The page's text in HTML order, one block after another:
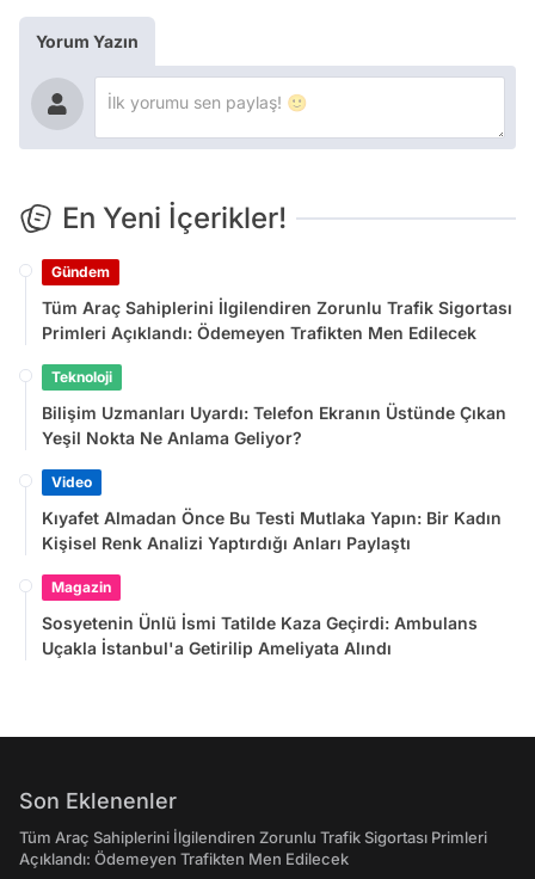
Yorum Yazın
En Yeni İçerikler!
Gündem
Tüm Araç Sahiplerini İlgilendiren Zorunlu Trafik Sigortası
Primleri Açıklandı: Ödemeyen Trafikten Men Edilecek
Teknoloji
Bilişim Uzmanları Uyardı: Telefon Ekranın Üstünde Çıkan
Yeşil Nokta Ne Anlama Geliyor?
Video
Kıyafet Almadan Önce Bu Testi Mutlaka Yapın: Bir Kadın
Kişisel Renk Analizi Yaptırdığı Anları Paylaştı
Magazin
Sosyetenin Ünlü İsmi Tatilde Kaza Geçirdi: Ambulans
Uçakla İstanbul'a Getirilip Ameliyata Alındı
Son Eklenenler
Tüm Araç Sahiplerini İlgilendiren Zorunlu Trafik Sigortası Primleri
Açıklandı: Ödemeyen Trafikten Men Edilecek